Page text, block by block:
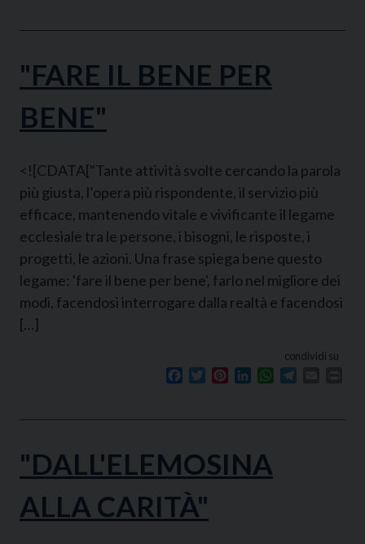
"FARE IL BENE PER
BENE"
<![CDATA["Tante attività svolte cercando la parola
più giusta, l’opera più rispondente, il servizio più
efficace, mantenendo vitale e vivificante il legame
ecclesiale tra le persone, i bisogni, le risposte, i
progetti, le azioni. Una frase spiega bene questo
legame: 'fare il bene per bene', farlo nel migliore dei
modi, facendosi interrogare dalla realtà e facendosi
[…]
condividi su
Facebook
TwitterPinterestLinkedInWhatsApp
"DALL'ELEMOSINA
ALLA CARITÀ"